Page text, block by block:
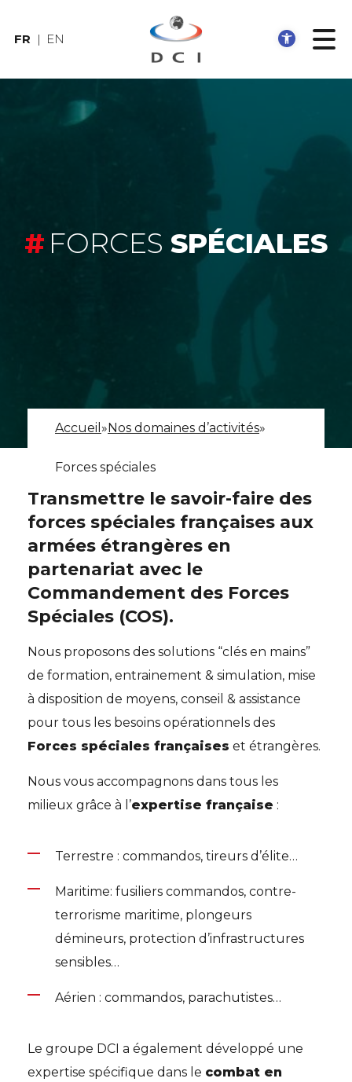
FR EN
FORCES SPÉCIALES
Accueil »Nos domaines d’activités»
Forces spéciales
Transmettre le savoir-faire des
forces spéciales françaises aux
armées étrangères en
partenariat avec le
Commandement des Forces
Spéciales (COS).
Nous proposons des solutions “clés en mains”
de formation, entrainement & simulation, mise
à disposition de moyens, conseil & assistance
pour tous les besoins opérationnels des
Forces spéciales françaises et étrangères.
Nous vous accompagnons dans tous les
milieux grâce à l’expertise française :
Terrestre : commandos, tireurs d’élite…
Maritime: fusiliers commandos, contre-
terrorisme maritime, plongeurs
démineurs, protection d’infrastructures
sensibles…
Aérien : commandos, parachutistes…
Le groupe DCI a également développé une
expertise spécifique dans le combat en